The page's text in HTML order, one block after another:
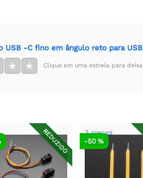
USB -C fino em ângulo reto para
★ ★ Clique em uma estrela para
REDUZIDO 3 pieces
-50 %